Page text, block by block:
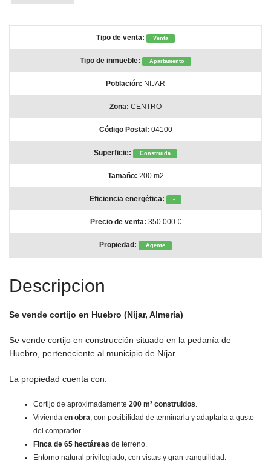
Tipo de venta: Venta
Tipo de inmueble: Apartamento
Población: NIJAR
Zona: CENTRO
Código Postal: 04100
Superficie: Construida
Tamaño: 200 m2
Eficiencia energética: -
Precio de venta: 350.000 €
Propiedad: Agente
Descripcion
Se vende cortijo en Huebro (Níjar, Almería)
Se vende cortijo en construcción situado en la pedanía de
Huebro, perteneciente al municipio de Níjar.
La propiedad cuenta con:
Cortijo de aproximadamente 200 m² construidos.
Vivienda en obra, con posibilidad de terminarla y adaptarla a gusto
del comprador.
Finca de 65 hectáreas de terreno.
Entorno natural privilegiado, con vistas y gran tranquilidad.